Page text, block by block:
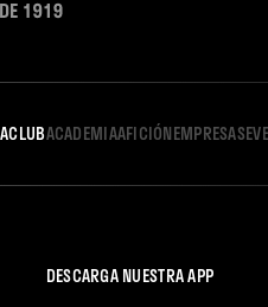
CLUBACADEMIAAFICIÓNEMPRESAS
DESCARGA NUESTRA APP